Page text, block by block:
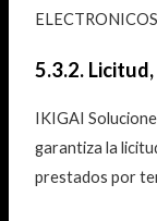
5.3.2.
IKIGAI
garantiza la
prestados por